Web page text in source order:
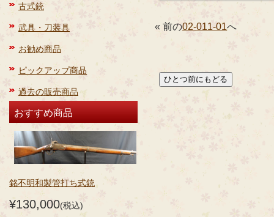
古式銃
武具・刀装具
お勧め商品
ピックアップ商品
過去の販売商品
おすすめ商品
銘不明和製管打ち式銃
¥130,000(税込)
« 前の02-011-01へ